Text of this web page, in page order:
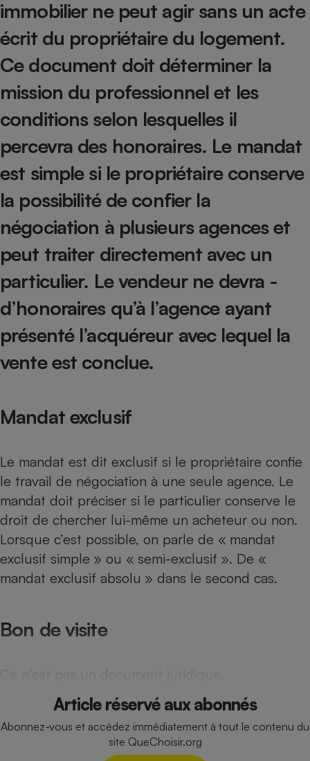
immobilier ne peut agir sans un acte
écrit du propriétaire du logement.
Ce document doit déterminer la
mission du professionnel et les
conditions selon ­lesquelles il
percevra des honoraires. Le mandat
est simple si le propriétaire conserve
la possibilité de confier la
négociation à ­plusieurs agences et
peut traiter directement avec un
particulier. Le vendeur ne devra ­
d’honoraires qu’à l’agence ayant
présenté l’acquéreur avec lequel la
vente est conclue.
Mandat exclusif
Le mandat est dit exclusif si le propriétaire confie
le travail de négociation à une seule agence. Le
mandat doit préciser si le particulier conserve le
droit de chercher lui-même un acheteur ou non.
Lorsque c’est possible, on parle de « mandat
exclusif simple » ou « semi-exclusif ». De «
mandat exclusif absolu » dans le second cas.
Bon de visite
Ce n’est pas un document juridique,
Article réservé aux abonnés
Abonnez-vous et accédez immédiatement à tout le contenu du
site QueChoisir.org
Complément
alimentaire
bouteille
Assurance emprunteur
Petit électroménager -
Lave-linge
Plaque de cuisson à
Climatiseur -
Ventilateur
Téléviseur
Téléphone mobile -
Smartphone
Antivirus
Radiateur électrique
Mutuelle
Antimoustique